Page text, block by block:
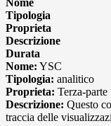
Tipologia
Proprieta
Descrizione
Durata
Nome: YSC
Tipologia: analitico
Proprieta: Terza-parte
Descrizione: Questo
traccia delle